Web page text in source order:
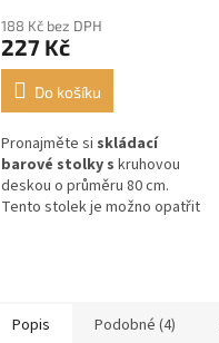
188 Kč bez DPH
227 Kč
Do košíku
Pronajměte si skládací
barové stolky s kruhovou
deskou o průměru 80 cm.
Tento stolek je možno opatřit
Popis Podobné (4)